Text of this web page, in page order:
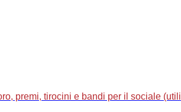
premi, tirocini e bandi per il sociale (utili